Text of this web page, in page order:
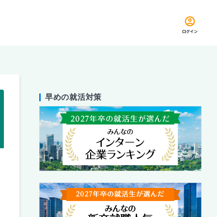
ログイン
早めの就活対策